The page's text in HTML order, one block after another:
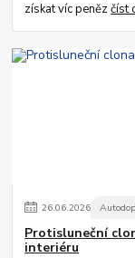
získat víc penězčíst
26.06.2026
Protisluneční
interiéru